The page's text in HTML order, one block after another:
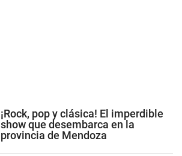
¡Rock, pop y clásica! El imperdible
show que desembarca en la
provincia de Mendoza